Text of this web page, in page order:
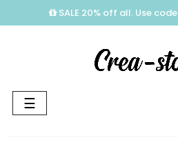
SALE 20% off all. Use code
Toggle
navigation
☰